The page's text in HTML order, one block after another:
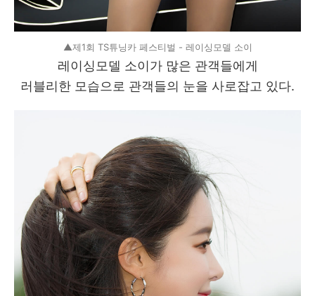
▲제1회 TS튜닝카 페스티벌 - 레이싱모델 소이
레이싱모델 소이가 많은 관객들에게
러블리한 모습으로 관객들의 눈을 사로잡고 있다.